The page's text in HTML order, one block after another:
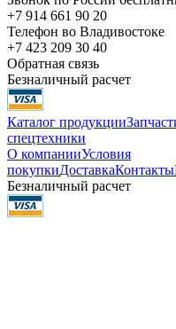
+7 914 661 90 20
Телефон во Владивостоке
+7 423 209 30 40
Обратная связь
Безналичный расчет
Каталог продукции
спецтехники
О компанииУсловия
покупкиДоставкаКонтакты
Безналичный расчет